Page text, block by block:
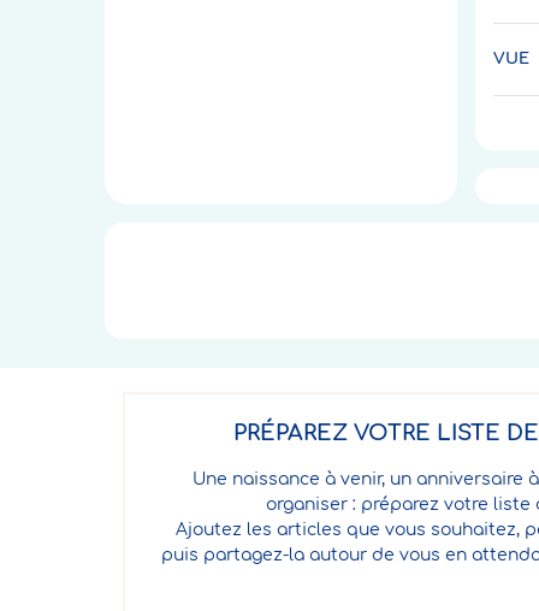
VUE
PRÉPAREZ VOTRE LISTE
Une naissance à venir, un anniversaire
organiser : préparez votre liste
Ajoutez les articles que vous souhaitez,
puis partagez-la autour de vous en